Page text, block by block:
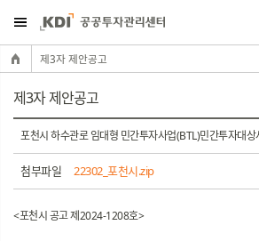
제3자 제안공고
제3자 제안공고
포천시 하수관로 임대형 민간투자사업(BTL)민간투자대
첨부파일 22302_포천시.zip
<포천시 공고 제2024-1208호>